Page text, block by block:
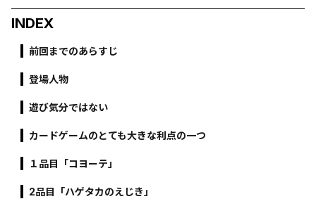
INDEX
前回までのあらすじ
登場人物
遊び気分ではない
カードゲームのとても大きな利点の一つ
１品目「コヨーテ」
2品目「ハゲタカのえじき」